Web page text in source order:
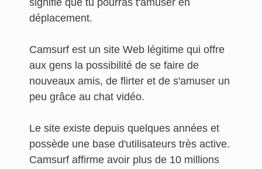
signifie que tu pourras t'amuser en
déplacement.
Camsurf est un site Web légitime qui offre
aux gens la possibilité de se faire de
nouveaux amis, de flirter et de s'amuser un
peu grâce au chat vidéo.
Le site existe depuis quelques années et
possède une base d'utilisateurs très active.
Camsurf affirme avoir plus de 10 millions